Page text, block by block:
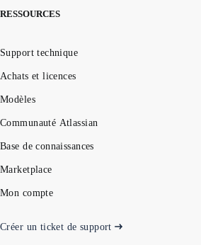
RESSOURCES
Support technique
Achats et licences
Modèles
Communauté Atlassian
Base de connaissances
Marketplace
Mon compte
Créer un ticket de support